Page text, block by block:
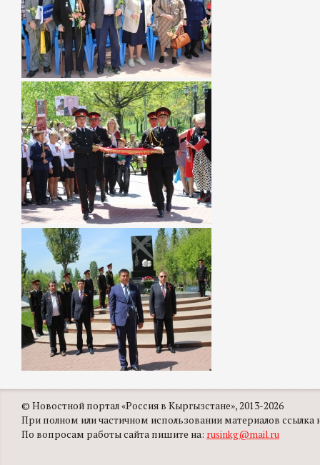
© Новостной портал «Россия в Кыргызстане», 2013-2026
При полном или частичном использовании материалов ссылка
По вопросам работы сайта пишите на: rusinkg@mail.ru